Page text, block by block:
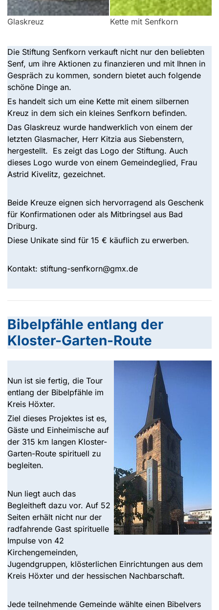
Glaskreuz Kette mit Senfkorn
Die Stiftung Senfkorn verkauft nicht nur den beliebten
Senf, um ihre Aktionen zu finanzieren und mit Ihnen in
Gespräch zu kommen, sondern bietet auch folgende
schöne Dinge an.
Es handelt sich um eine Kette mit einem silbernen
Kreuz in dem sich ein kleines Senfkorn befinden.
Das Glaskreuz wurde handwerklich von einem der
letzten Glasmacher, Herr Kitzia aus Siebenstern,
hergestellt. Es zeigt das Logo der Stiftung. Auch
dieses Logo wurde von einem Gemeindeglied, Frau
Astrid Kivelitz, gezeichnet.
Beide Kreuze eignen sich hervorragend als Geschenk
für Konfirmationen oder als Mitbringsel aus Bad
Driburg.
Diese Unikate sind für 15 € käuflich zu erwerben.
Kontakt: stiftung-senfkorn@gmx.de
Bibelpfähle entlang der
Kloster-Garten-Route
Nun ist sie fertig, die Tour
entlang der Bibelpfähle im
Kreis Höxter.
Ziel dieses Projektes ist es,
Gäste und Einheimische auf
der 315 km langen Kloster-
Garten-Route spirituell zu
begleiten.
Nun liegt auch das
Begleitheft dazu vor. Auf 52
Seiten erhält nicht nur der
radfahrende Gast spirituelle
Impulse von 42
Kirchengemeinden,
Jugendgruppen, klösterlichen Einrichtungen aus dem
Kreis Höxter und der hessischen Nachbarschaft.
Jede teilnehmende Gemeinde wählte einen Bibelvers